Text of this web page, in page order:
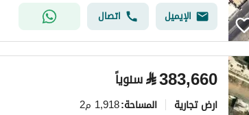
الإيميل اتصال
⃁383,660 سنوياً
ارض تجارية المساحة:1,918 م2